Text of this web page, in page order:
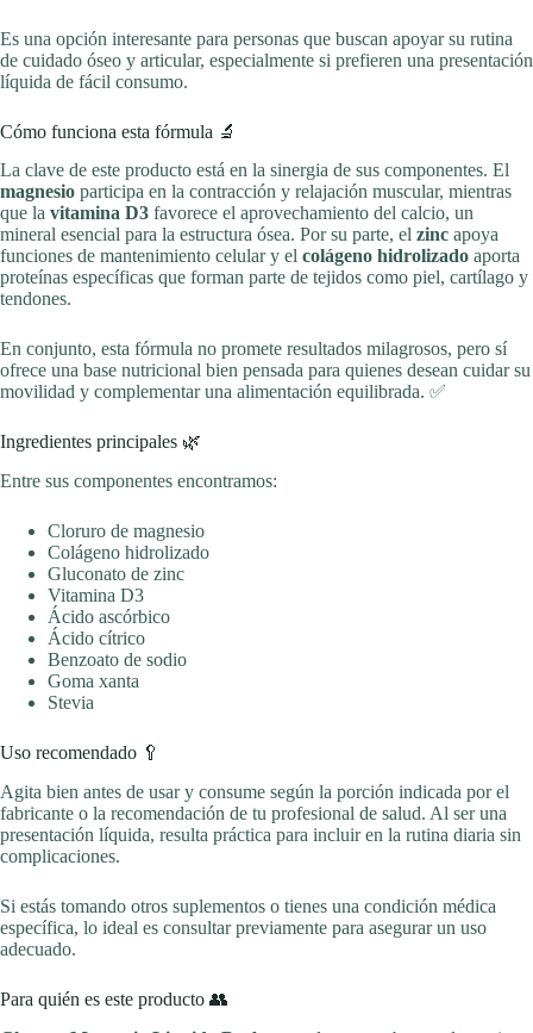
Es una opción interesante para personas que buscan apoyar su rutina
de cuidado óseo y articular, especialmente si prefieren una presentación
líquida de fácil consumo.
Cómo funciona esta fórmula 🔬
La clave de este producto está en la sinergia de sus componentes. El
magnesio participa en la contracción y relajación muscular, mientras
que la vitamina D3 favorece el aprovechamiento del calcio, un
mineral esencial para la estructura ósea. Por su parte, el zinc apoya
funciones de mantenimiento celular y el colágeno hidrolizado aporta
proteínas específicas que forman parte de tejidos como piel, cartílago y
tendones.
En conjunto, esta fórmula no promete resultados milagrosos, pero sí
ofrece una base nutricional bien pensada para quienes desean cuidar su
movilidad y complementar una alimentación equilibrada. ✅
Ingredientes principales 🌿
Entre sus componentes encontramos:
Cloruro de magnesio
Colágeno hidrolizado
Gluconato de zinc
Vitamina D3
Ácido ascórbico
Ácido cítrico
Benzoato de sodio
Goma xanta
Stevia
Uso recomendado 🥄
Agita bien antes de usar y consume según la porción indicada por el
fabricante o la recomendación de tu profesional de salud. Al ser una
presentación líquida, resulta práctica para incluir en la rutina diaria sin
complicaciones.
Si estás tomando otros suplementos o tienes una condición médica
específica, lo ideal es consultar previamente para asegurar un uso
adecuado.
Para quién es este producto 👥